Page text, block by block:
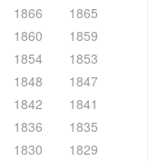
1866
1865
1860
1859
1854
1853
1848
1847
1842
1841
1836
1835
1830
1829